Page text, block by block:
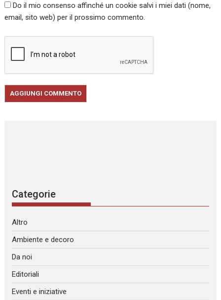
Do il mio consenso affinché un cookie salvi i miei dati (nome,
email, sito web) per il prossimo commento.
Categorie
Altro
Ambiente e decoro
Da noi
Editoriali
Eventi e iniziative